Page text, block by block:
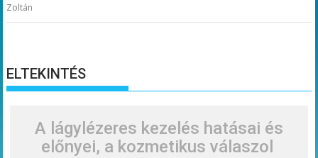
Zoltán
ELTEKINTÉS
A lágylézeres kezelés hatásai és
előnyei, a kozmetikus válaszol